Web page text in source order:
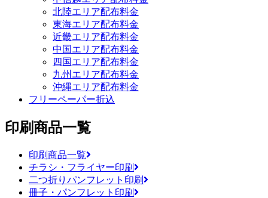
北陸エリア配布料金
東海エリア配布料金
近畿エリア配布料金
中国エリア配布料金
四国エリア配布料金
九州エリア配布料金
沖縄エリア配布料金
フリーペーパー折込
印刷商品一覧
印刷商品一覧
チラシ・フライヤー印刷
二つ折りパンフレット印刷
冊子・パンフレット印刷